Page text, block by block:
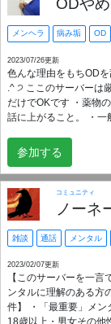
ODや
メンヘラ 病み垢 OD
2023/07/26更新
色んな理由をもちOD
.^ ੭ ここのサーバーは厳しいルールはありません。ただ3つのルールを守る
だけでOKです ・薬物の過剰接種の推奨、報告。 ・過剰摂取中の投稿、通
話に上がること。 ・一
・お金がかかる ・体
えたい などなど… 気軽に入って一緒に支え合いましょう！サーバーの人が
増えれば増えるほど仲間が増えてい
参加する
コミュニティ
ノーネ
雑談 通話 メンタル
2023/02/07更新
【このサーバーを一
ンタルに理解のある方の雑談鯖～ 2023/2/6現在
件】 ・「最重要」メ